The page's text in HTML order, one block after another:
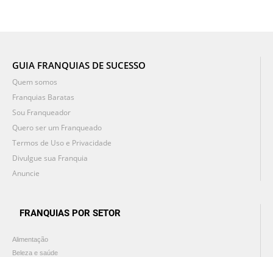
GUIA FRANQUIAS DE SUCESSO
Quem somos
Franquias Baratas
Sou Franqueador
Quero ser um Franqueado
Termos de Uso e Privacidade
Divulgue sua Franquia
Anuncie
FRANQUIAS POR SETOR
Alimentação
Beleza e saúde